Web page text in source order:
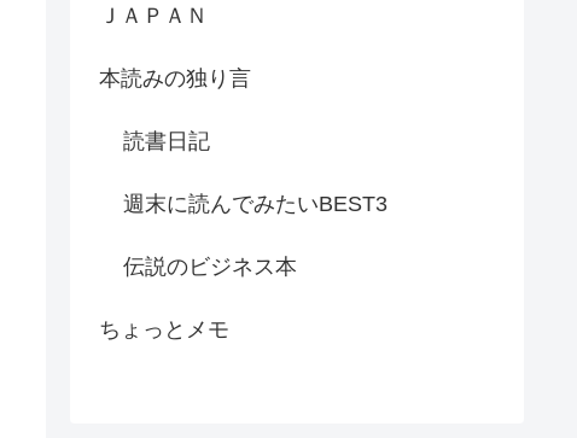
ＪＡＰＡＮ
本読みの独り言
読書日記
週末に読んでみたいBEST3
伝説のビジネス本
ちょっとメモ